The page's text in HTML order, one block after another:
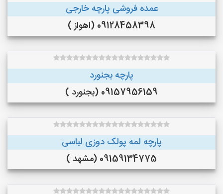
عمده فروشی پارچه خارجی
09128458398 (اهواز )
پارچه بجنورد
09157956159 (بجنورد )
پارچه لمه پولک دوزی لباسی
09159134775 (مشهد )